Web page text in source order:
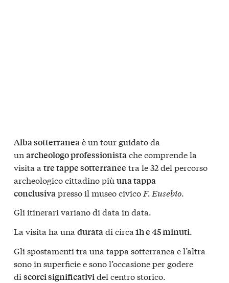
Alba sotterraneaè un tour guidato da
un archeologo professionistache comprende la
visita a tre tappe sotterranee tra le 32 del percorso
archeologico cittadino più una tappa
conclusivapresso il museo civico F. Eusebio.
Gli itinerari variano di data in data.
La visita ha una duratadi circa 1h e 45 minuti.
Gli spostamenti tra una tappa sotterranea e l’altra
sono in superficie e sono l’occasione per godere
di scorci significatividel centro storico.